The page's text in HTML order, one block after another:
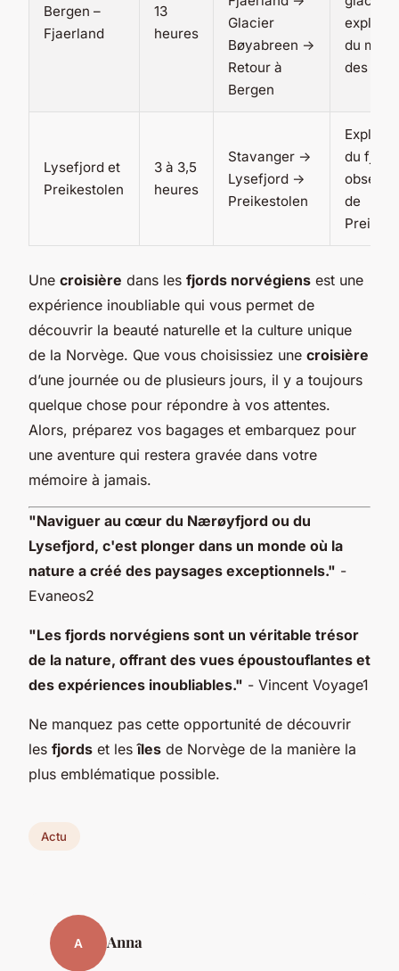
Bergen –
Fjaerland
13
heures
Glacier
Bøyabreen ->
Retour à
Bergen
du
des
Lysefjord et
Preikestolen
3 à 3,5
heures
Stavanger ->
Lysefjord ->
Preikestolen
du fjord,
de
Une croisière dans les fjords norvégiens est une
expérience inoubliable qui vous permet de
découvrir la beauté naturelle et la culture unique
de la Norvège. Que vous choisissiez une croisière
d’une journée ou de plusieurs jours, il y a toujours
quelque chose pour répondre à vos attentes.
Alors, préparez vos bagages et embarquez pour
une aventure qui restera gravée dans votre
mémoire à jamais.
"Naviguer au cœur du Nærøyfjord ou du
Lysefjord, c'est plonger dans un monde où la
nature a créé des paysages exceptionnels." -
Evaneos2
"Les fjords norvégiens sont un véritable trésor
de la nature, offrant des vues époustouflantes et
des expériences inoubliables." - Vincent Voyage1
Ne manquez pas cette opportunité de découvrir
les fjords et lesîles de Norvège de la manière la
plus emblématique possible.
Actu
A Anna